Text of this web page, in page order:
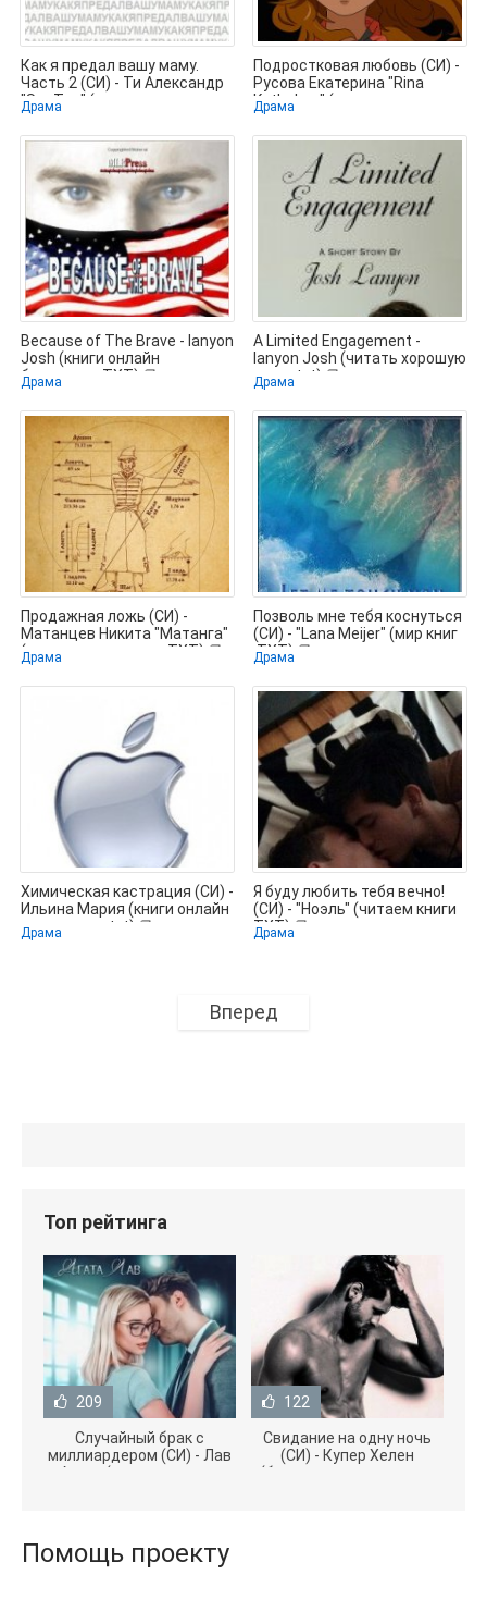
Как я предал вашу маму.
Часть 2 (СИ) - Ти Александр
"SunTee" (книги серии
Драма
Подростковая любовь (СИ) -
Русова Екатерина "Rina
Kathchen" (читать книги
Драма
Because of The Brave - lanyon
Josh (книги онлайн
бесплатно TXT) 📗
Драма
A Limited Engagement -
lanyon Josh (читать хорошую
книгу txt) 📗
Драма
Продажная ложь (СИ) -
Матанцев Никита "Матанга"
(электронная книга TXT) 📗
Драма
Позволь мне тебя коснуться
(СИ) - "Lana Meijer" (мир книг
.TXT) 📗
Драма
Химическая кастрация (СИ) -
Ильина Мария (книги онлайн
полностью .txt) 📗
Драма
Я буду любить тебя вечно!
(СИ) - "Ноэль" (читаем книги
TXT) 📗
Драма
Вперед
Топ рейтинга
209
Случайный брак с
миллиардером (СИ) - Лав
Агата (полная версия
122
Свидание на одну ночь
(СИ) - Купер Хелен
(бесплатные серии книг
Помощь проекту